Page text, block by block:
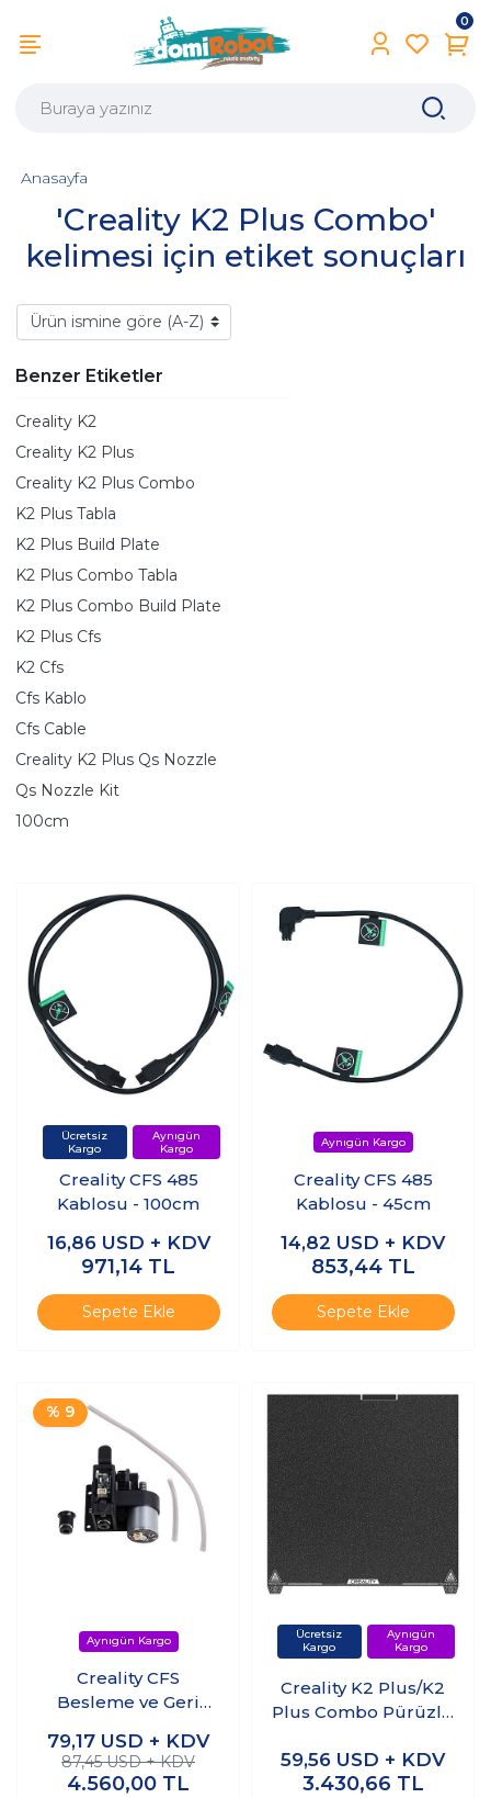
0
'Creality K2 Plus Combo'
kelimesi için etiket sonuçları
Anasayfa
Benzer Etiketler
Creality K2
Creality K2 Plus
Creality K2 Plus Combo
K2 Plus Tabla
K2 Plus Build Plate
K2 Plus Combo Tabla
K2 Plus Combo Build Plate
K2 Plus Cfs
K2 Cfs
Cfs Kablo
Cfs Cable
Creality K2 Plus Qs Nozzle
Qs Nozzle Kit
100cm
Creality CFS 485
Kablosu - 100cm
16,86 USD + KDV
971,14 TL
Sepete Ekle
Creality CFS 485
Kablosu - 45cm
14,82 USD + KDV
853,44 TL
Sepete Ekle
% 9
Creality CFS
Besleme ve Geri
Kit
79,17 USD + KDV
87,45 USD + KDV
4.560,00 TL
Creality K2 Plus/K2
Plus Combo Pürüzlü
350x350mm
59,56 USD + KDV
3.430,66 TL